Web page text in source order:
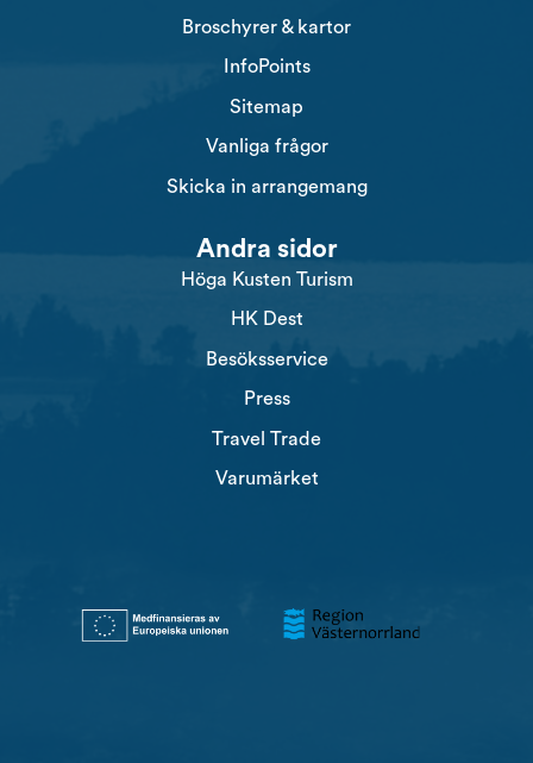
Broschyrer & kartor
InfoPoints
Sitemap
Vanliga frågor
Skicka in arrangemang
Andra sidor
Höga Kusten Turism
HK Dest
Besöksservice
Press
Travel Trade
Varumärket